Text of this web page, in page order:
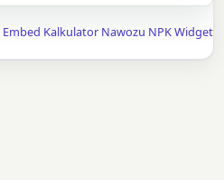
Embed Kalkulator Nawozu NPK Widget